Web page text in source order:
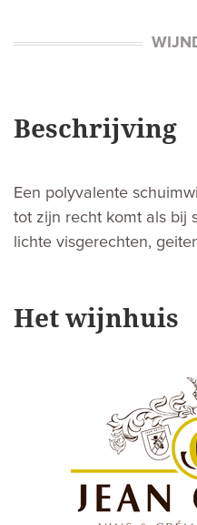
Beschrijving
Een polyvalente
tot zijn recht komt als bij
lichte visgerechten,
Het wijnhuis